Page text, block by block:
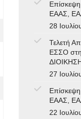
ΕΑΑΣ,
28
Τελετή
ΕΣΣΟ
27
ΕΑΑΣ,
22